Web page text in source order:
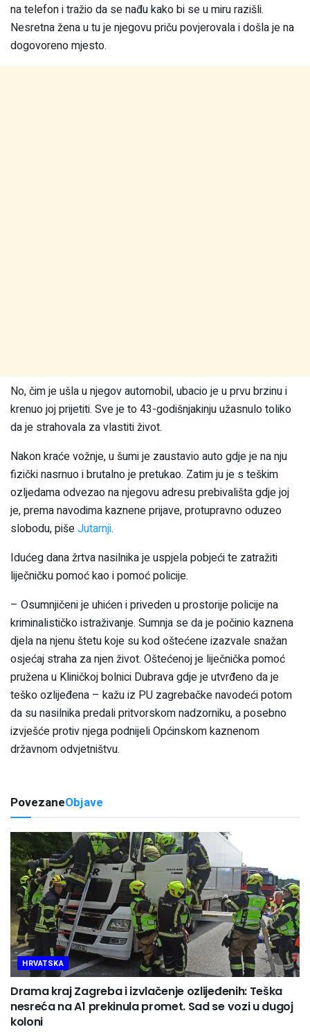
na telefon i tražio da se nađu kako bi se u miru razišli.
Nesretna žena u tu je njegovu priču povjerovala i došla je na
dogovoreno mjesto.
No, čim je ušla u njegov automobil, ubacio je u prvu brzinu i
krenuo joj prijetiti. Sve je to 43-godišnjakinju užasnulo toliko
da je strahovala za vlastiti život.
Nakon kraće vožnje, u šumi je zaustavio auto gdje je na nju
fizički nasrnuo i brutalno je pretukao. Zatim ju je s teškim
ozljedama odvezao na njegovu adresu prebivališta gdje joj
je, prema navodima kaznene prijave, protupravno oduzeo
slobodu, pišeJutarnji.
Idućeg dana žrtva nasilnika je uspjela pobjeći te zatražiti
liječničku pomoć kao i pomoć policije.
– Osumnjičeni je uhićen i priveden u prostorije policije na
kriminalističko istraživanje. Sumnja se da je počinio kaznena
djela na njenu štetu koje su kod oštećene izazvale snažan
osjećaj straha za njen život. Oštećenoj je liječnička pomoć
pružena u Kliničkoj bolnici Dubrava gdje je utvrđeno da je
teško ozlijeđena – kažu iz PU zagrebačke navodeći potom
da su nasilnika predali pritvorskom nadzorniku, a posebno
izvješće protiv njega podnijeli Općinskom kaznenom
državnom odvjetništvu.
PovezaneObjave
HRVATSKA
Drama kraj Zagreba i izvlačenje ozlijeđenih: Teška
nesreća na A1 prekinula promet. Sad se vozi u dugoj
koloni